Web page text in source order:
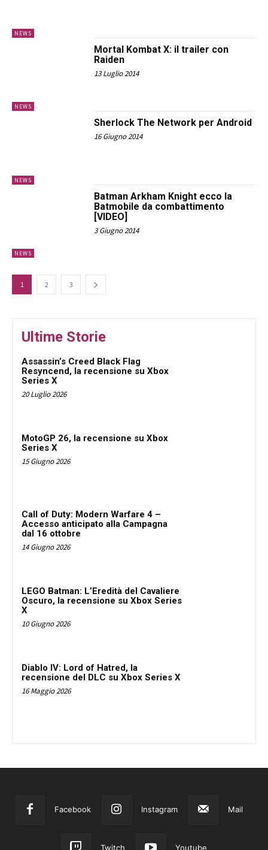
NEWS
NEWS
Mortal Kombat X: il trailer con
Raiden
13 Luglio 2014
NEWS
Sherlock The Network per Android
16 Giugno 2014
NEWS
Batman Arkham Knight ecco la
Batmobile da combattimento
[VIDEO]
3 Giugno 2014
1 2 3
Ultime Storie
Assassin’s Creed Black Flag
Resyncend, la recensione su Xbox
Series X
20 Luglio 2026
MotoGP 26, la recensione su Xbox
Series X
15 Giugno 2026
Call of Duty: Modern Warfare 4 –
Accesso anticipato alla Campagna
dal 16 ottobre
14 Giugno 2026
LEGO Batman: L’Eredità del Cavaliere
Oscuro, la recensione su Xbox Series
X
10 Giugno 2026
Diablo IV: Lord of Hatred, la
recensione del DLC su Xbox Series X
16 Maggio 2026
Facebook Instagram Mail
Twitch Youtube